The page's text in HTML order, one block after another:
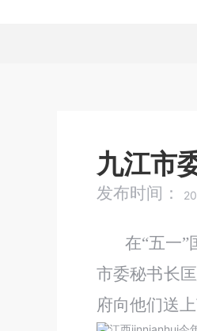
九江市
发布时间：
在“五一”
市委秘书长匡
府向他们送上